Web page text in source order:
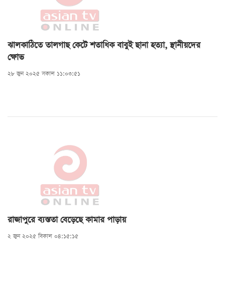
ঝালকাঠিতে তালগাছ কেটে শতাধিক বাবুই ছানা হত্যা, স্থানীয়দের
ক্ষোভ
২৮ জুন ২০২৫ সকাল ১১:০৩:৫১
রাজাপুরে ব্যস্ততা বেড়েছে কামার পাড়ায়
২ জুন ২০২৫ বিকাল ০৪:১৫:১৫